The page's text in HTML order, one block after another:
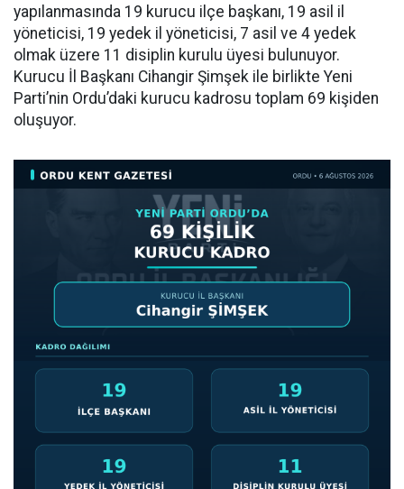
yapılanmasında 19 kurucu ilçe başkanı, 19 asil il
yöneticisi, 19 yedek il yöneticisi, 7 asil ve 4 yedek
olmak üzere 11 disiplin kurulu üyesi bulunuyor.
Kurucu İl Başkanı Cihangir Şimşek ile birlikte Yeni
Parti’nin Ordu’daki kurucu kadrosu toplam 69 kişiden
oluşuyor.